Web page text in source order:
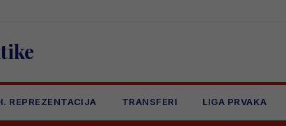
REPREZENTACIJA TRANSFERI LIGA PRVAKA